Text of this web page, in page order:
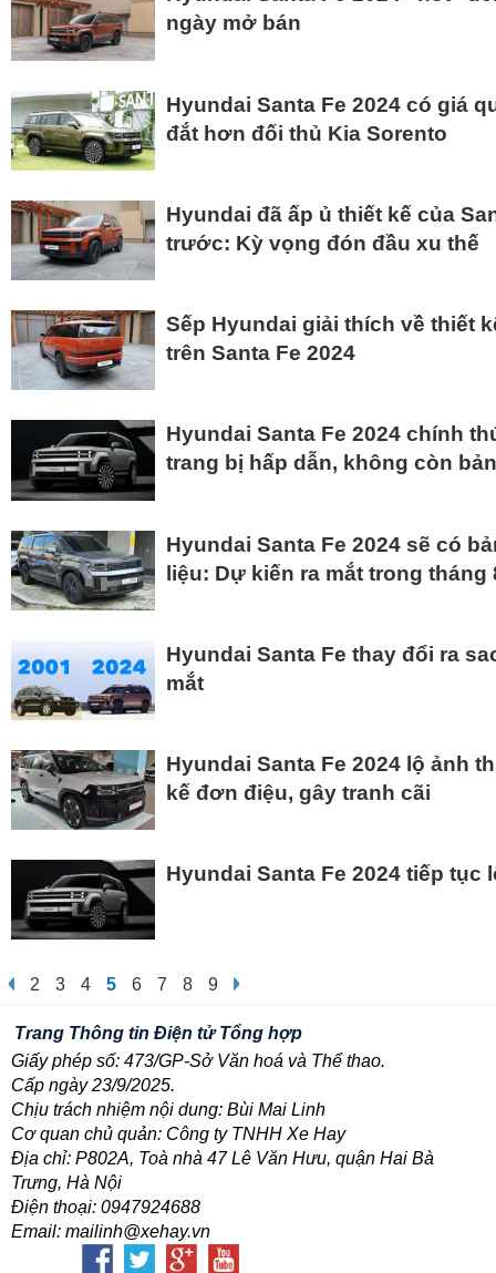
ngày mở bán
Hyundai Santa Fe 2024 có giá
đắt hơn đối thủ Kia Sorento
Hyundai đã ấp ủ thiết kế của
trước: Kỳ vọng đón đầu xu thế
Sếp Hyundai giải thích về thiết
trên Santa Fe 2024
Hyundai Santa Fe 2024 chính
trang bị hấp dẫn, không còn
Hyundai Santa Fe 2024 sẽ có
liệu: Dự kiến ra mắt trong tháng
Hyundai Santa Fe thay đổi ra
mắt
Hyundai Santa Fe 2024 lộ ảnh
kế đơn điệu, gây tranh cãi
Hyundai Santa Fe 2024 tiếp tục
2 3 4 5 6 7 8 9
Trang Thông tin Điện tử Tổng hợp
Giấy phép số: 473/GP-Sở Văn hoá và Thể thao.
Cấp ngày 23/9/2025.
Chịu trách nhiệm nội dung: Bùi Mai Linh
Cơ quan chủ quản: Công ty TNHH Xe Hay
Địa chỉ: P802A, Toà nhà 47 Lê Văn Hưu, quận Hai Bà
Trưng, Hà Nội
Điện thoại: 0947924688
Email: mailinh@xehay.vn